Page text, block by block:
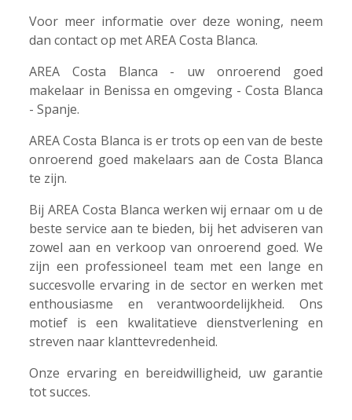
Voor meer informatie over deze woning, neem
dan contact op met AREA Costa Blanca.
AREA Costa Blanca - uw onroerend goed
makelaar in Benissa en omgeving - Costa Blanca
- Spanje.
AREA Costa Blanca is er trots op een van de beste
onroerend goed makelaars aan de Costa Blanca
te zijn.
Bij AREA Costa Blanca werken wij ernaar om u de
beste service aan te bieden, bij het adviseren van
zowel aan en verkoop van onroerend goed. We
zijn een professioneel team met een lange en
succesvolle ervaring in de sector en werken met
enthousiasme en verantwoordelijkheid. Ons
motief is een kwalitatieve dienstverlening en
streven naar klanttevredenheid.
Onze ervaring en bereidwilligheid, uw garantie
tot succes.